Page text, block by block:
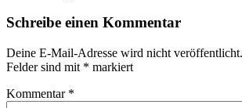
Schreibe einen Kommentar
Deine E-Mail-Adresse wird nicht veröffentlicht.
Felder sind mit * markiert
Kommentar *